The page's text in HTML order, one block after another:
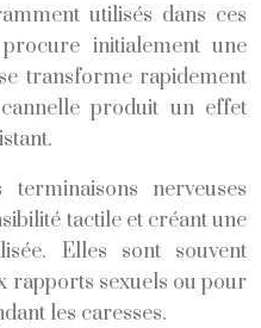
utilisés dans ces
initialement une
transforme rapidement
produit un effet
nerveuses
tactile et créant une
Elles sont souvent
rapports sexuels ou pour
les caresses.